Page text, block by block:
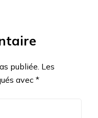
publiée. Les
avec *